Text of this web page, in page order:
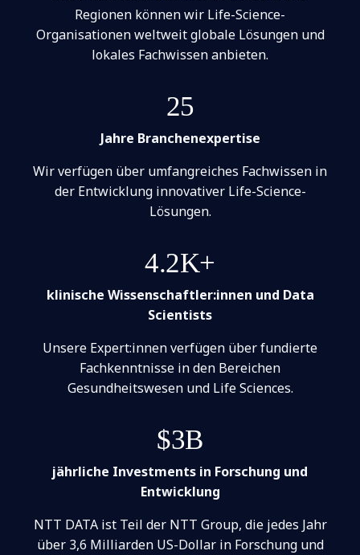
Regionen können wir Life-Science-
Organisationen weltweit globale Lösungen und
lokales Fachwissen anbieten.
25
Jahre Branchenexpertise
Wir verfügen über umfangreiches Fachwissen in
der Entwicklung innovativer Life-Science-
Lösungen.
4.2K+
klinische Wissenschaftler:innen und Data
Scientists
Unsere Expert:innen verfügen über fundierte
Fachkenntnisse in den Bereichen
Gesundheitswesen und Life Sciences.
$3B
jährliche Investments in Forschung und
Entwicklung
NTT DATA ist Teil der NTT Group, die jedes Jahr
über 3,6 Milliarden US-Dollar in Forschung und